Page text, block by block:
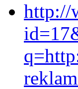
http://